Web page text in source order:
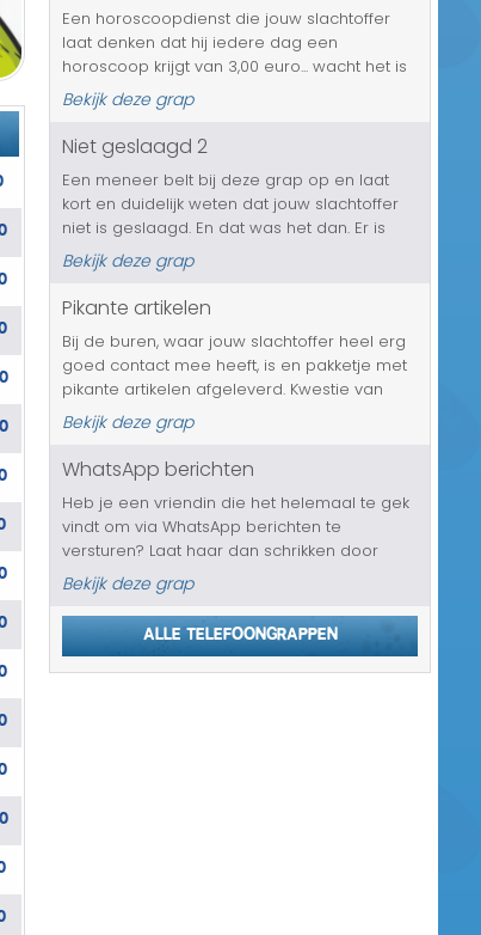
Een horoscoopdienst die jouw slachtoffer
laat denken dat hij iedere dag een
horoscoop krijgt van 3,00 euro... wacht het is
ondertussen al naar 6.00 opgelopen....
Bekijk deze grap
Niet geslaagd 2
Een meneer belt bij deze grap op en laat
kort en duidelijk weten dat jouw slachtoffer
niet is geslaagd. En dat was het dan. Er is
verder niets te melden, ook niets aan te
doen. De reden zal onduidelijk blijven, zo ook
de cijfers en jouw sla...
Bekijk deze grap
Pikante artikelen
Bij de buren, waar jouw slachtoffer heel erg
goed contact mee heeft, is en pakketje met
pikante artikelen afgeleverd. Kwestie van
verkeerd bezorgen. Kan natuurlijk gewoon
gebeuren, maar het is aan je slachtoffer om
aan hen uit te leggen wat...
Bekijk deze grap
WhatsApp berichten
Heb je een vriendin die het helemaal te gek
vindt om via WhatsApp berichten te
versturen? Laat haar dan schrikken door
haar te laten denken dat alle berichten die
zij daar ooit over heeft verzonden aan
iedereen in haar adresboek gestuurd zi...
Bekijk deze grap
Alle telefoongrappen